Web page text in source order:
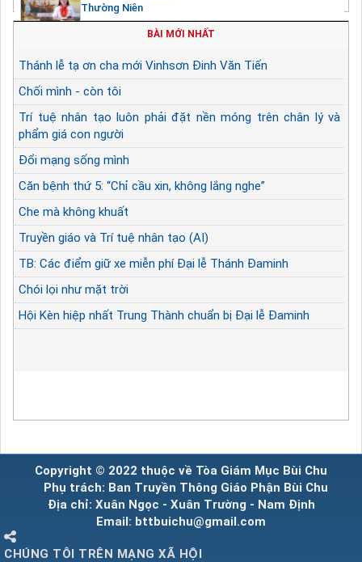
Thường Niên
BÀI MỚI NHẤT
Thánh lễ tạ ơn cha mới Vinhsơn Đinh Văn Tiến
Chối mình - còn tôi
Trí tuệ nhân tạo luôn phải đặt nền móng trên chân lý và
phẩm giá con người
Đổi mạng sống mình
Căn bệnh thứ 5: “Chỉ cầu xin, không lắng nghe”
Che mà không khuất
Truyền giáo và Trí tuệ nhân tạo (AI)
TB: Các điểm giữ xe miễn phí Đại lễ Thánh Đaminh
Chói lọi như mặt trời
Hội Kèn hiệp nhất Trung Thành chuẩn bị Đại lễ Đaminh
Copyright © 2022 thuộc về Tòa Giám Mục Bùi Chu
Phụ trách: Ban Truyền Thông Giáo Phận Bùi Chu
Địa chỉ: Xuân Ngọc - Xuân Trường - Nam Định
Email: bttbuichu@gmail.com
CHÚNG TÔI TRÊN MẠNG XÃ HỘI